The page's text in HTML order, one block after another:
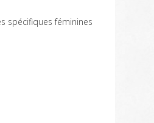
spécifiques féminines